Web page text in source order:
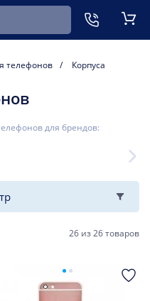
устройства
телефонов Корпуса
для брендов:
26 из26 товаров